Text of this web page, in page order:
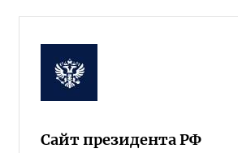
Сайт президента РФ